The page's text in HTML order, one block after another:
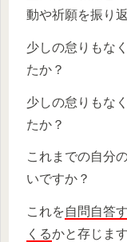
動や祈願を振り
少しの怠りもな
たか？
少しの怠りもな
たか？
これまでの自分
いですか？
これを自問自答
くるかと存じます